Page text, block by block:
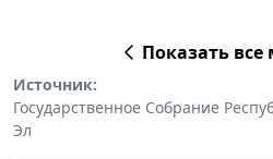
Показать
Источник:
Государственное Собрание
Эл